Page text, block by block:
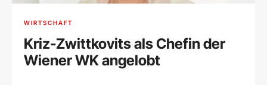
WIRTSCHAFT
Kriz-Zwittkovits als Chefin der
Wiener WK angelobt